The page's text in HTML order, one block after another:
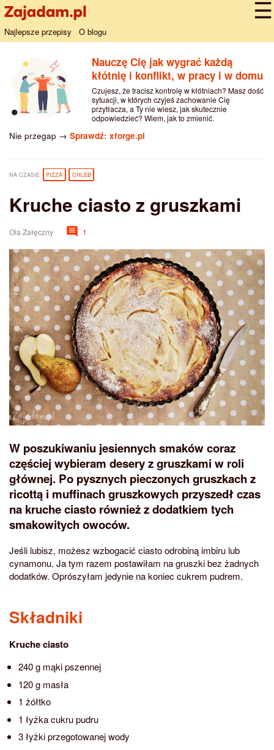
Najlepsze przepisy O blogu
Nauczę Cię jak wygrać każdą
kłótnię i konflikt, w pracy i w domu
Czujesz, że tracisz kontrolę w kłótniach? Masz dość
sytuacji, w których czyjeś zachowanie Cię
przytłacza, a Ty nie wiesz, jak skutecznie
odpowiedzieć? Wiem, jak to zmienić.
Nie przegap → Sprawdź: xforge.pl
NA CZASIE PIZZA CHLEB
Kruche ciasto z gruszkami
Ola Załęczny 1
W poszukiwaniu jesiennych smaków coraz
częściej wybieram desery z gruszkami w roli
głównej. Po pysznych pieczonych gruszkach z
ricottą i muffinach gruszkowych przyszedł czas
na kruche ciasto również z dodatkiem tych
smakowitych owoców.
Jeśli lubisz, możesz wzbogacić ciasto odrobiną imbiru lub
cynamonu. Ja tym razem postawiłam na gruszki bez żadnych
dodatków. Oprószyłam jedynie na koniec cukrem pudrem.
Składniki
Kruche ciasto
240 g mąki pszennej
120 g masła
1 żółtko
1 łyżka cukru pudru
3 łyżki przegotowanej wody